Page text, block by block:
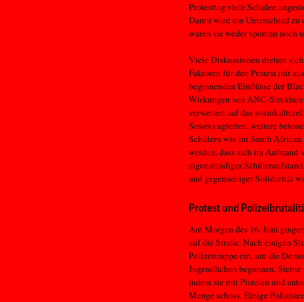
Protesttag viele Schulen
Damit wird ein Unterschied zu
waren sie weder spontan noch
Viele Diskussionen drehen
Faktoren für den Protest mit
beginnenden Einflüsse der
Wirkungen von ANC-
verweisen auf das
Soweto agierten, weitere
Schülern wie im South African
werden, dass sich im Aufstand
eigenständiger
und gegenseitiger Solidarität
Protest und
Am Morgen des 16. Juni
auf die Straße. Nach einigen
Polizeitruppe ein, um die
Jugendlichen begannen,
indem sie mit Pistolen und
Menge schoss. Einige